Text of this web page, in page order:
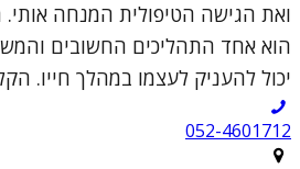
ואת הגישה הטיפולית המנחה אותי.
הוא אחד התהליכים החשובים
יכול להעניק לעצמו במהלך חייו.
052-4601712